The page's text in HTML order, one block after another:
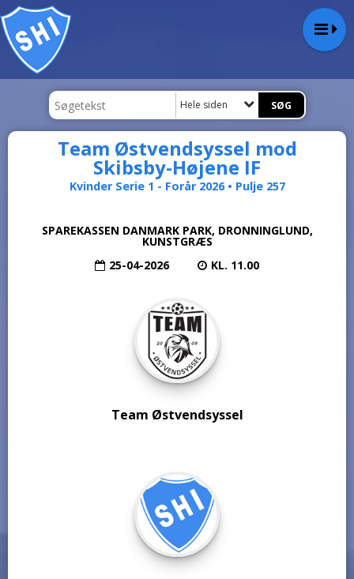
Hele siden
Team Østvendsyssel mod
Skibsby-Højene IF
Kvinder Serie 1 - Forår 2026 • Pulje 257
SPAREKASSEN DANMARK PARK, DRONNINGLUND,
KUNSTGRÆS
25-04-2026
KL. 11.00
Team Østvendsyssel